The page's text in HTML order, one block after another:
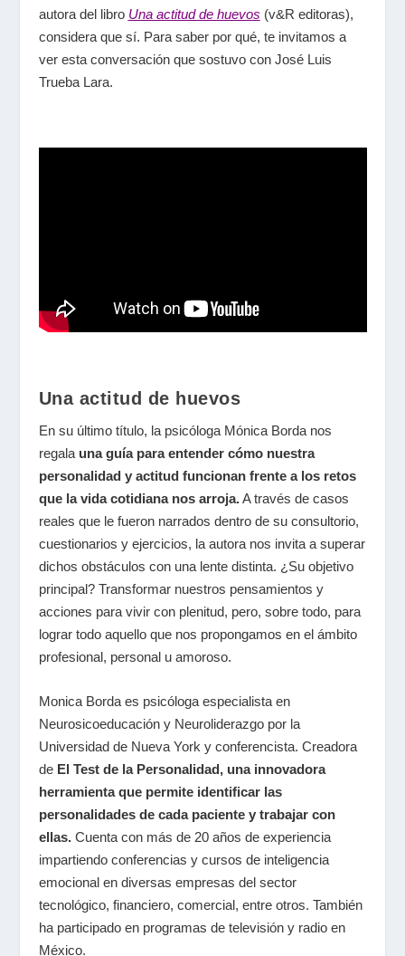
autora del libro Una actitud de huevos (v&R editoras),
considera que sí. Para saber por qué, te invitamos a
ver esta conversación que sostuvo con José Luis
Trueba Lara.
Una actitud de huevos
En su último título, la psicóloga Mónica Borda nos
regala una guía para entender cómo nuestra
personalidad y actitud funcionan frente a los retos
que la vida cotidiana nos arroja.A través de casos
reales que le fueron narrados dentro de su consultorio,
cuestionarios y ejercicios, la autora nos invita a superar
dichos obstáculos con una lente distinta. ¿Su objetivo
principal? Transformar nuestros pensamientos y
acciones para vivir con plenitud, pero, sobre todo, para
lograr todo aquello que nos propongamos en el ámbito
profesional, personal u amoroso.
Monica Borda es psicóloga especialista en
Neurosicoeducación y Neuroliderazgo por la
Universidad de Nueva York y conferencista. Creadora
de El Test de la Personalidad, una innovadora
herramienta que permite identificar las
personalidades de cada paciente y trabajar con
ellas.Cuenta con más de 20 años de experiencia
impartiendo conferencias y cursos de inteligencia
emocional en diversas empresas del sector
tecnológico, financiero, comercial, entre otros. También
ha participado en programas de televisión y radio en
México.